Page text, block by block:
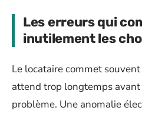
Les erreurs qui
inutilement les
Le locataire commet
attend trop longtemps
problème. Une anomalie